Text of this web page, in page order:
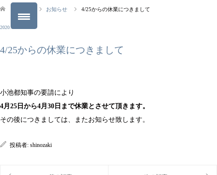
お知らせ 4/25からの休業につきまして
2020.04.24
4/25からの休業につきまして
小池都知事の要請により
4月25日から4月30日まで休業とさせて頂きます。
その後につきましては、またお知らせ致します。
投稿者: shinozaki